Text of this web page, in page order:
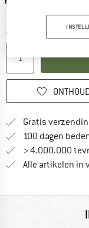
Levertijd: 3-5
Aantal:
Gratis
100 dagen
> 4.000.000
Alle artikelen in